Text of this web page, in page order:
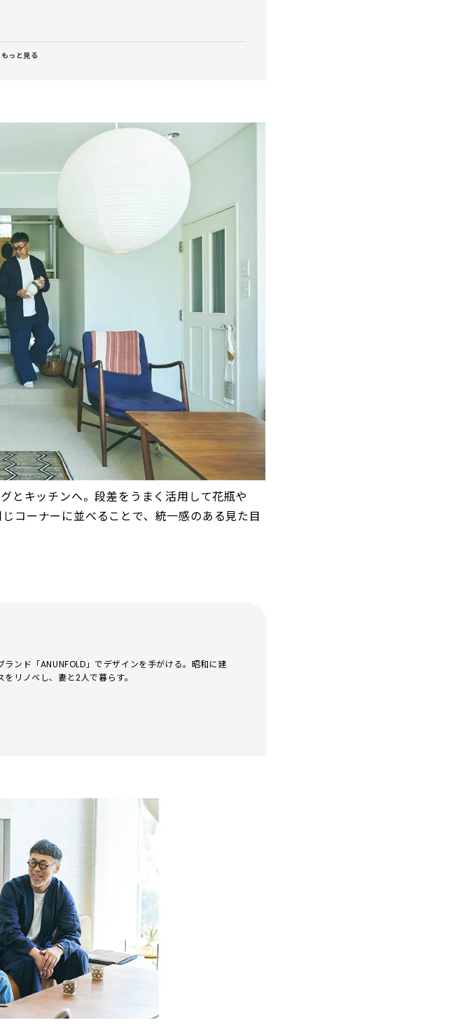
もっと見る
とキッチンへ。段差をうまく活用して花瓶や
コーナーに並べることで、統一感のある見た目
ンド「ANUNFOLD」でデザインを手がける。昭和に建
リノベし、妻と2人で暮らす。